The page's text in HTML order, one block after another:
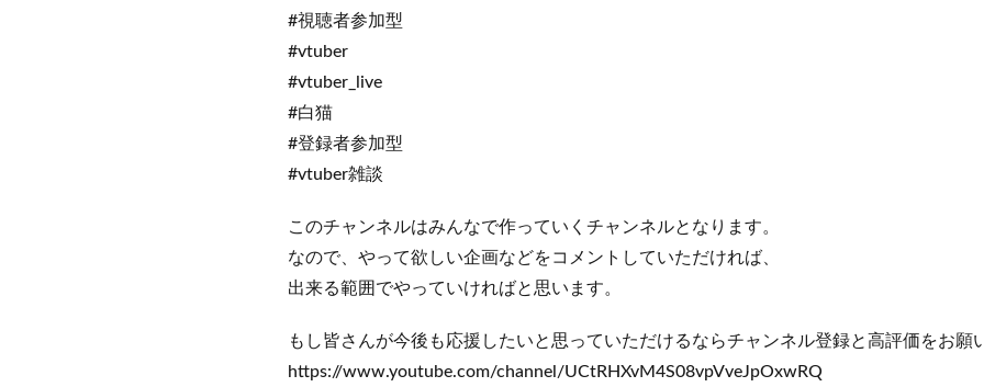
#視聴者参加型
#vtuber
#vtuber_live
#白猫
#登録者参加型
#vtuber雑談
このチャンネルはみんなで作っていくチャンネルとなります。
なので、やって欲しい企画などをコメントしていただければ、
出来る範囲でやっていければと思います。
もし皆さんが今後も応援したいと思っていただけるならチャンネル登録と高評価をお願
https://www.youtube.com/channel/UCtRHXvM4S08vpVveJpOxwRQ